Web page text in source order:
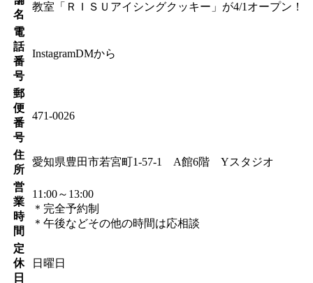
名
教室「ＲＩＳＵアイシングクッキー」が4/1オープン！
電
話
番
号
InstagramDMから
郵
便
番
号
471-0026
住
所
愛知県豊田市若宮町1-57-1 A館6階 Yスタジオ
営
業
時
間
11:00～13:00
＊完全予約制
＊午後などその他の時間は応相談
定
休
日
日曜日